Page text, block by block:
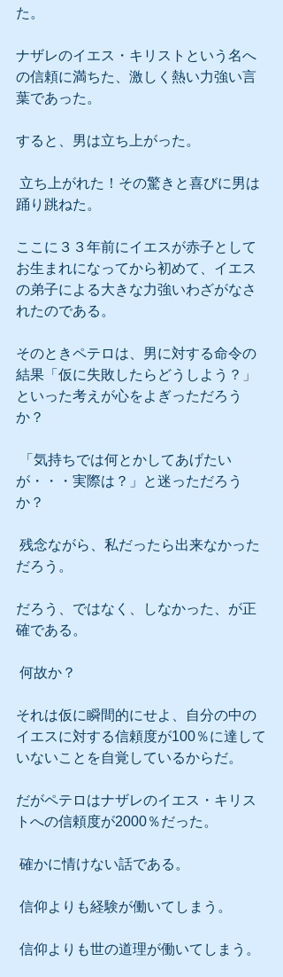
た。
ナザレのイエス・キリストという名へ
の信頼に満ちた、激しく熱い力強い言
葉であった。
すると、男は立ち上がった。
踊り跳ねた。
ここに３３年前にイエスが赤子として
お生まれになってから初めて、イエス
の弟子による大きな力強いわざがなさ
れたのである。
そのときペテロは、男に対する命令の
結果「仮に失敗したらどうしよう？」
といった考えが心をよぎっただろう
か？
が・・・実際は？」と迷っただろう
か？
だろう。
だろう、ではなく、しなかった、が正
確である。
何故か？
それは仮に瞬間的にせよ、自分の中の
イエスに対する信頼度が100％に達して
いないことを自覚しているからだ。
だがペテロはナザレのイエス・キリス
トへの信頼度が2000％だった。
確かに情けない話である。
信仰よりも経験が働いてしまう。
信仰よりも世の道理が働いてしまう。